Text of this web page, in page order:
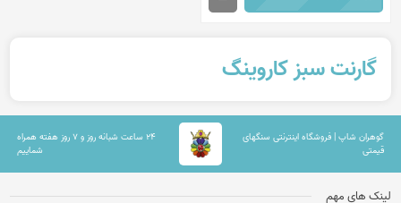
گارنت سبز کاروینگ
گوهران شاپ | فروشگاه اینترنتی سنگهای
قیمتی
۲۴ ساعت شبانه روز و ۷ روز هفته همراه
شماییم
لینک های مهم